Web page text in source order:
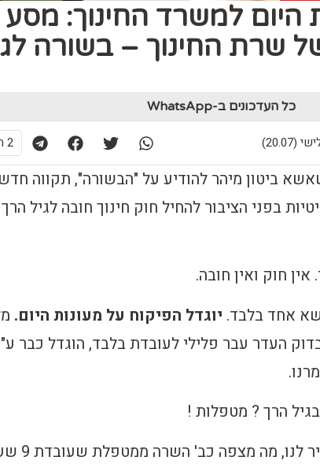
היום למשרד החינוך: מסע
שרת החינוך – בשורה
כל העדכונים ב-WhatsApp
2 תגובות
ביטון מיהר להודיע על "הבשורה", תקווה
בפני הציבור להחיל חוק חינוך חובה לגיל
חוק ואין חובה.
אחד בלבד. יוגדל הפיקוח על מעונות היום.
העדר עבר פלילי לעובדת בלבד, הוגדל כבר
הרך ? מטפלות !
מתכבדת גב' ביטון